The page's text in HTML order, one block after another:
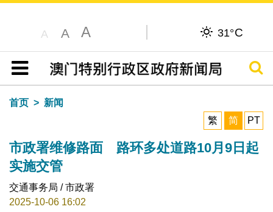
A A A 31°C
目录
搜寻
首页
新闻
繁
简 PT
市政署维修路面 路环多处道路10月9日起
实施交管
交通事务局 / 市政署
2025-10-06 16:02